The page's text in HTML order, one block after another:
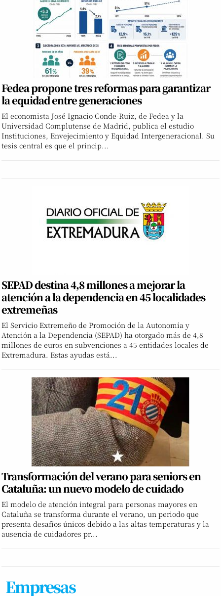
Fedea propone tres reformas para garantizar
la equidad entre generaciones
El economista José Ignacio Conde-Ruiz, de Fedea y la
Universidad Complutense de Madrid, publica el estudio
Instituciones, Envejecimiento y Equidad Intergeneracional. Su
tesis central es que el princip...
SEPAD destina 4,8 millones a mejorar la
atención a la dependencia en 45 localidades
extremeñas
El Servicio Extremeño de Promoción de la Autonomía y
Atención a la Dependencia (SEPAD) ha otorgado más de 4,8
millones de euros en subvenciones a 45 entidades locales de
Extremadura. Estas ayudas está...
Transformación del verano para seniors en
Cataluña: un nuevo modelo de cuidado
El modelo de atención integral para personas mayores en
Cataluña se transforma durante el verano, un periodo que
presenta desafíos únicos debido a las altas temperaturas y la
ausencia de cuidadores pr...
Empresas